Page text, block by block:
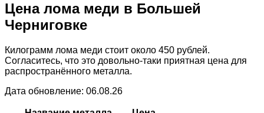
Цена лома меди в Большей
Черниговке
Килограмм лома меди стоит около 450 рублей.
Согласитесь, что это довольно-таки приятная цена для
распространённого металла.
Дата обновление: 06.08.26